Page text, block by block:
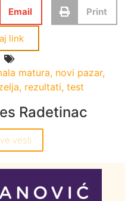
Email Print
link
matura, novi pazar,
, rezultati, test
Radetinac
vesti